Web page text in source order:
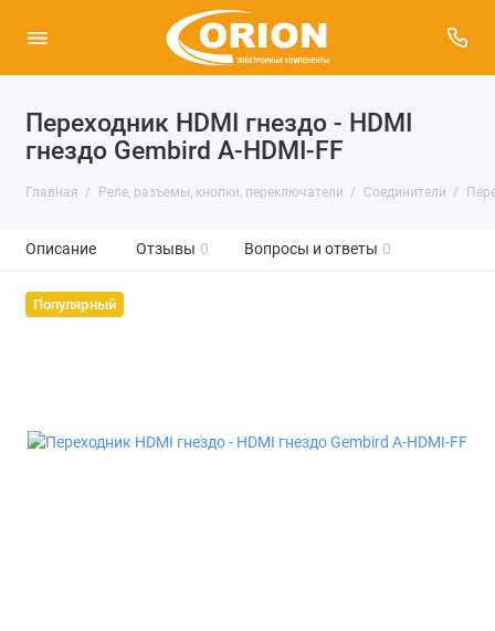
Переходник HDMI гнездо - HDMI
гнездо Gembird A-HDMI-FF
Главная Реле, разъемы, кнопки, переключатели Соединители
Описание Отзывы 0 Вопросы и ответы 0
Популярный